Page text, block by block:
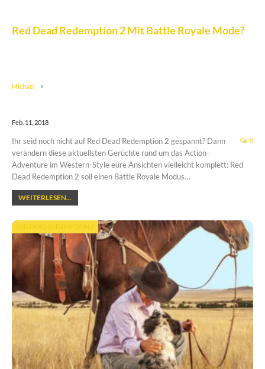
Red Dead Redemption 2 Mit Battle Royale Mode?
Michael
Feb. 11, 2018
0
Ihr seid noch nicht auf Red Dead Redemption 2 gespannt? Dann
verändern diese aktuellsten Gerüchte rund um das Action-
Adventure im Western-Style eure Ansichten vielleicht komplett: Red
Dead Redemption 2 soll einen Battle Royale Modus…
WEITERLESEN...
RED DEAD REDEMPTION 2